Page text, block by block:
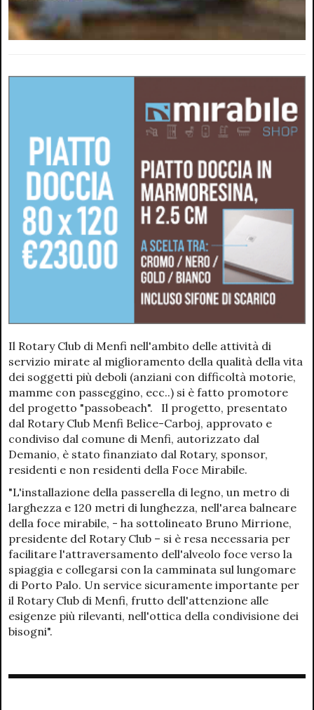
Il Rotary Club di Menfi nell'ambito delle attività di
servizio mirate al miglioramento della qualità della vita
dei soggetti più deboli (anziani con difficoltà motorie,
mamme con passeggino, ecc..) si è fatto promotore
del progetto "passobeach". Il progetto, presentato
dal Rotary Club Menfi Belìce-Carboj, approvato e
condiviso dal comune di Menfi, autorizzato dal
Demanio, è stato finanziato dal Rotary, sponsor,
residenti e non residenti della Foce Mirabile.
"L'installazione della passerella di legno, un metro di
larghezza e 120 metri di lunghezza, nell'area balneare
della foce mirabile, - ha sottolineato Bruno Mirrione,
presidente del Rotary Club – si è resa necessaria per
facilitare l'attraversamento dell'alveolo foce verso la
spiaggia e collegarsi con la camminata sul lungomare
di Porto Palo. Un service sicuramente importante per
il Rotary Club di Menfi, frutto dell'attenzione alle
esigenze più rilevanti, nell'ottica della condivisione dei
bisogni".